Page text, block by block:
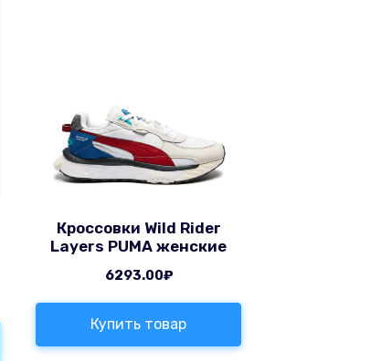
Кроссовки Wild Rider
Layers PUMA женские
6293.00₽
Купить товар